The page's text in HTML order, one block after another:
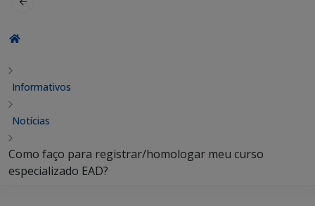
Informativos
Notícias
Como faço para registrar/homologar meu curso
especializado EAD?